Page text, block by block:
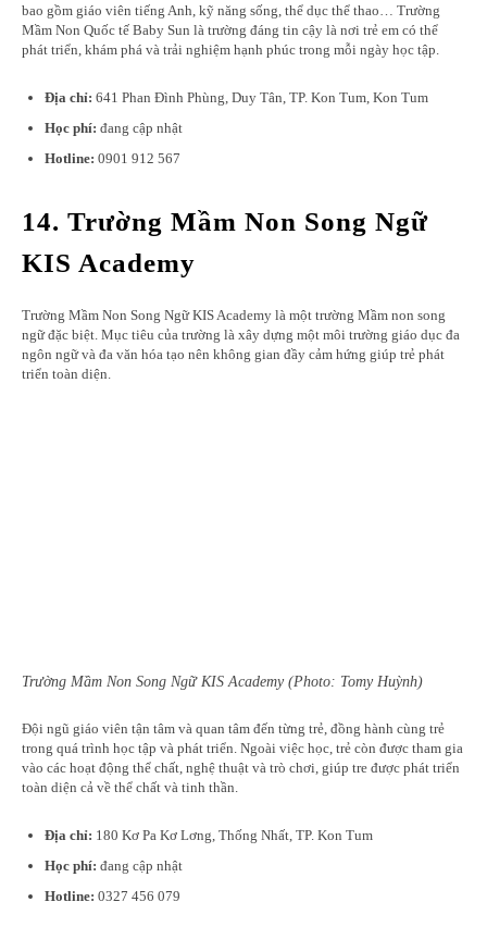
bao gồm giáo viên tiếng Anh, kỹ năng sống, thể dục thể thao… Trường
Mầm Non Quốc tế Baby Sun là trường đáng tin cậy là nơi trẻ em có thể
phát triển, khám phá và trải nghiệm hạnh phúc trong mỗi ngày học tập.
Địa chỉ: 641 Phan Đình Phùng, Duy Tân, TP. Kon Tum, Kon Tum
Học phí: đang cập nhật
Hotline: 0901 912 567
14. Trường Mầm Non Song Ngữ
KIS Academy
Trường Mầm Non Song Ngữ KIS Academy là một trường Mầm non song
ngữ đặc biệt. Mục tiêu của trường là xây dựng một môi trường giáo dục đa
ngôn ngữ và đa văn hóa tạo nên không gian đầy cảm hứng giúp trẻ phát
triển toàn diện.
Trường Mầm Non Song Ngữ KIS Academy (Photo: Tomy Huỳnh)
Đội ngũ giáo viên tận tâm và quan tâm đến từng trẻ, đồng hành cùng trẻ
trong quá trình học tập và phát triển. Ngoài việc học, trẻ còn được tham gia
vào các hoạt động thể chất, nghệ thuật và trò chơi, giúp tre được phát triển
toàn diện cả về thể chất và tinh thần.
Địa chỉ: 180 Kơ Pa Kơ Lơng, Thống Nhất, TP. Kon Tum
Học phí: đang cập nhật
Hotline: 0327 456 079